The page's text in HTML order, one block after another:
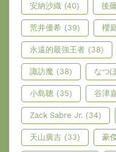
安納沙織 (40) 後
荒井優希 (39) 櫻
永遠的最強王者 (38)
諏訪魔 (38) なつ
小島聰 (35) 谷津
Zack Sabre Jr. (34)
天山廣吉 (33) 豪